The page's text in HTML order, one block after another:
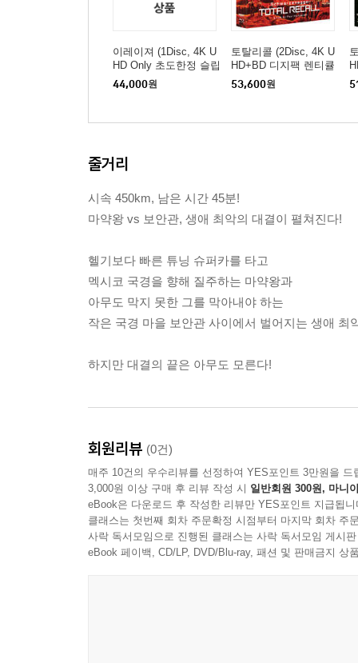
이레이져 (1Disc, 4K U
HD Only 초도한정 슬립
케이스) : 블루레이
44,000원
토탈리콜 (2Disc, 4K U
HD+BD 디지팩 렌티큘
러 풀슬립 한정판) (B T
ype) : 블루레이
53,600원
줄거리
시속 450km, 남은 시간 45분!
마약왕 vs 보안관, 생애 최악의 대결이 펼쳐진다!
헬기보다 빠른 튜닝 슈퍼카를 타고
멕시코 국경을 향해 질주하는 마약왕과
아무도 막지 못한 그를 막아내야 하는
작은 국경 마을 보안관 사이에서 벌어지는 생애 최
하지만 대결의 끝은 아무도 모른다!
회원리뷰 (0건)
매주 10건의 우수리뷰를 선정하여 YES포인트 3만원을 드
3,000원 이상 구매 후 리뷰 작성 시 일반회원 300원, 마니
eBook은 다운로드 후 작성한 리뷰만 YES포인트 지급됩니
클래스는 첫번째 회차 주문확정 시점부터 마지막 회차 주
사락 독서모임으로 진행된 클래스는 사락 독서모임 게시
eBook 페이백, CD/LP, DVD/Blu-ray, 패션 및 판매금지 상